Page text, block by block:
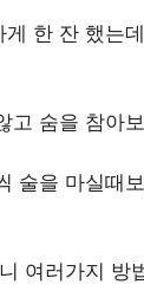
한 잔 했는
숨을 참아
술을 마실때
여러가지 방